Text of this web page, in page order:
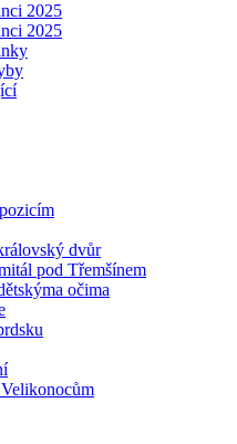
2025
2025
dvůr
pod Třemšínem
očima